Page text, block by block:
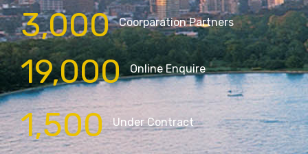
3,000 Coorparation Partners
19,000 Online Enquire
1,500 Under Contract